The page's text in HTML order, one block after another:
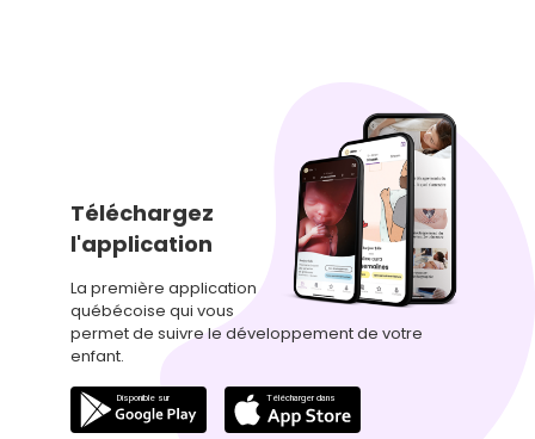
Téléchargez
l'application
La première application
québécoise qui vous
permet de suivre le développement de votre
enfant.